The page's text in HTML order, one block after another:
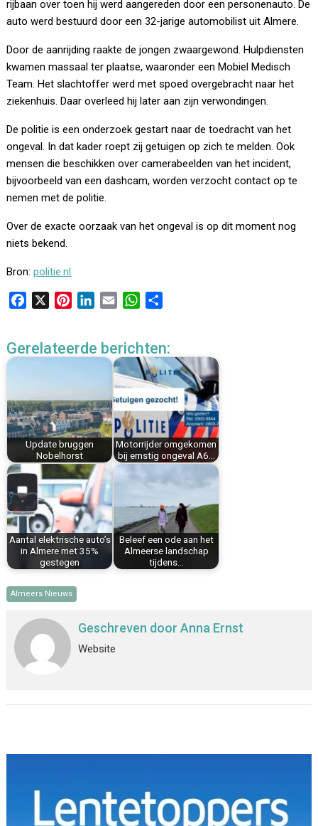
rijbaan over toen hij werd aangereden door een personenauto. De
auto werd bestuurd door een 32-jarige automobilist uit Almere.
Door de aanrijding raakte de jongen zwaargewond. Hulpdiensten
kwamen massaal ter plaatse, waaronder een Mobiel Medisch
Team. Het slachtoffer werd met spoed overgebracht naar het
ziekenhuis. Daar overleed hij later aan zijn verwondingen.
De politie is een onderzoek gestart naar de toedracht van het
ongeval. In dat kader roept zij getuigen op zich te melden. Ook
mensen die beschikken over camerabeelden van het incident,
bijvoorbeeld van een dashcam, worden verzocht contact op te
nemen met de politie.
Over de exacte oorzaak van het ongeval is op dit moment nog
niets bekend.
Bron:politie.nl
e
o
k
t
e
s
t
k
I
n
i
l
W
t
s
A
p
p
e
n
Gerelateerde berichten:
Update bruggen
Nobelhorst
Motorrijder omgekomen
bij ernstig ongeval A6…
Aantal elektrische auto’s
in Almere met 35%
gestegen
Beleef een ode aan het
Almeerse landschap
tijdens…
Almeers Nieuws
Geschreven doorAnna Ernst
Website